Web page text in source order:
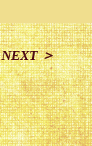
NEXT ＞